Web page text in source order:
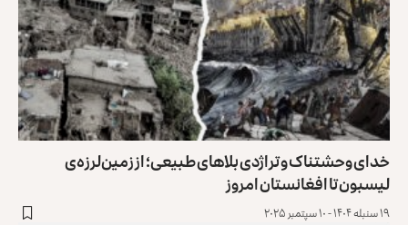
خدای وحشتناک و تراژدی بلاهای طبیعی؛ از زمین‌لرزه‌ی
لیسبون تا افغانستان امروز
۱۹ سنبله ۱۴۰۴ - ۱۰ سپتمبر ۲۰۲۵